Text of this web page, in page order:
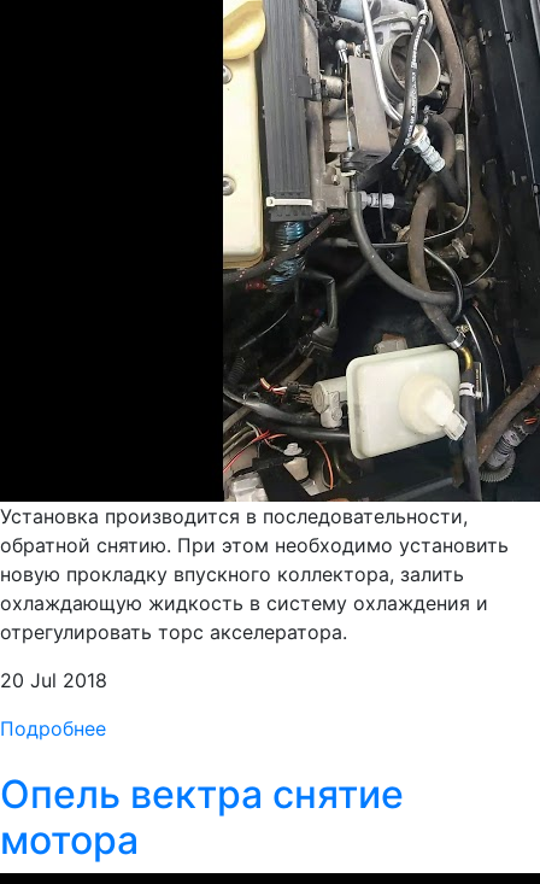
Установка производится в последовательности,
обратной снятию. При этом необходимо установить
новую прокладку впускного коллектора, залить
охлаждающую жидкость в систему охлаждения и
отрегулировать торс акселератора.
20 Jul 2018
Подробнее
Опель вектра снятие
мотора